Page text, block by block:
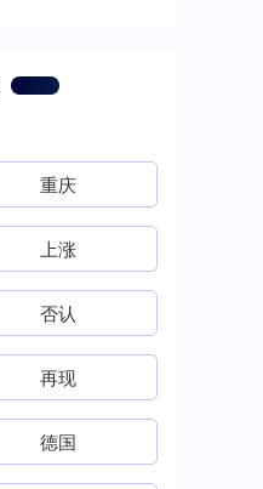
重庆
上涨
否认
再现
德国